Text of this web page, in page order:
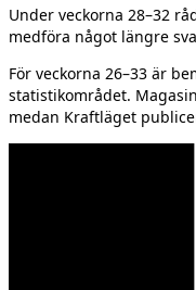
Under veckorna 28–32
medföra något längre
För veckorna 26–33 är
statistikområdet.
medan Kraftläget